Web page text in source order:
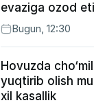
evaziga ozod
Bugun, 12:30
Hovuzda
yuqtirib olish
xil kasallik